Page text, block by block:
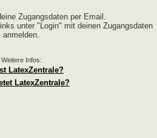
Zugangsdaten per Email.
unter "Login" mit deinen Zugangsdaten
anmelden.
Weitere Infos:
LatexZentrale?
LatexZentrale?